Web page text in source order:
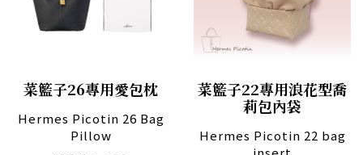
菜籃子26專用愛包枕
Hermes Picotin 26 Bag
Pillow
菜籃子22專用浪花型喬
莉包內袋
Hermes Picotin 22 bag